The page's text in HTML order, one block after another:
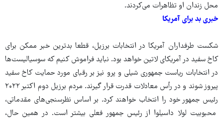
محل زندان او تظاهرات می‌کردند.
خبری بد برای آمریکا
شکست طرفداران آمریکا در انتخابات برزیل، قطعا بدترین خبر ممکن برای
کاخ سفید در آمریکای لاتین خواهد بود. نباید فراموش کنیم که سوسیالیست‌ها
در انتخابات ریاست جمهوری شیلی و پرو نیز بر رقبای مورد حمایت کاخ سفید
پیروز شوند و در رأس معادلات قدرت قرار گیرند. مردم برزیل دوم اکتبر ۲۰۲۲
رئیس جمهور خود را انتخاب خواهند کرد. بر اساس نظرسنجی‌های مقدماتی،
محبوبیت لولا داسیلوا از رئیس جمهور فعلی بیشتر است. در همین حال،